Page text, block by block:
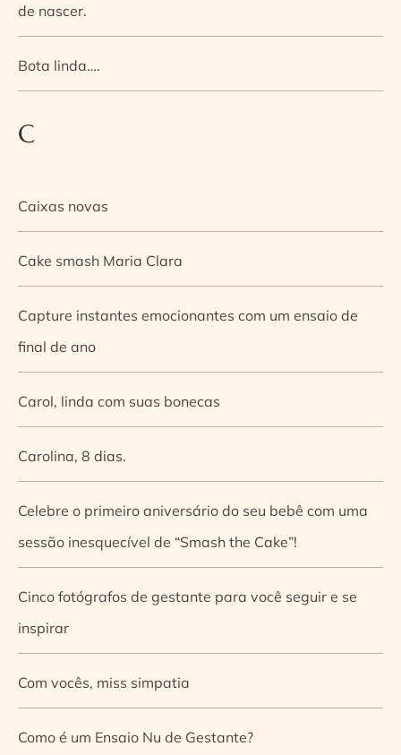
de nascer.
Bota linda….
C
Caixas novas
Cake smash Maria Clara
Capture instantes emocionantes com um ensaio de
final de ano
Carol, linda com suas bonecas
Carolina, 8 dias.
Celebre o primeiro aniversário do seu bebê com uma
sessão inesquecível de “Smash the Cake”!
Cinco fotógrafos de gestante para você seguir e se
inspirar
Com vocês, miss simpatia
Como é um Ensaio Nu de Gestante?